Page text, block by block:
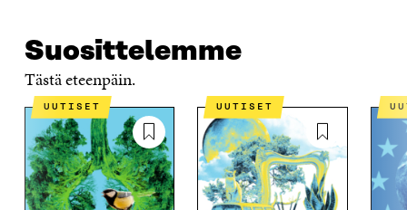
Suosittelemme
Tästä eteenpäin.
UUTISET UUTISET